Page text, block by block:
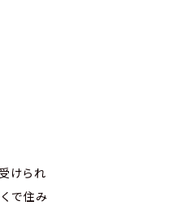
けられ
で住み